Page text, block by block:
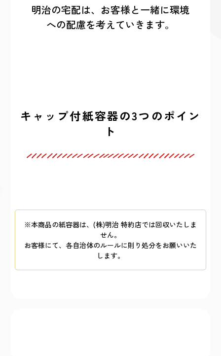
明治の宅配は、お客様と一緒に環境
への配慮を考えていきます。
キャップ付紙容器の3つのポイン
ト
※本商品の紙容器は、(株)明治 特約店では回収いたしま
せん。
お客様にて、各自治体のルールに則り処分をお願いいた
します。